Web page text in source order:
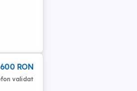
600 RON
validat